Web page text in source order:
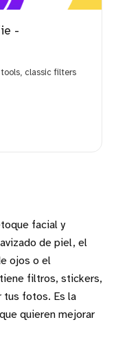
-
classic filters
facial y
de piel, el
ojos o el
filtros, stickers,
tus fotos. Es la
quieren mejorar